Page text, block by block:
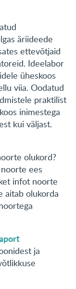
äriideede
ettevõtjaid
Ideelabor
üheskoos
viia. Oodatud
praktilist
inimestega
kui väljast.
olukord?
ees
infot noorte
aitab olukorda
ja